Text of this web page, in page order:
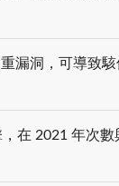
漏洞，可導致
在 2021 年次